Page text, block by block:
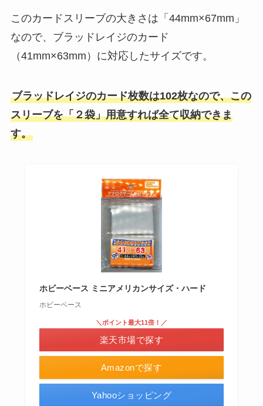
このカードスリーブの大きさは「44mm×67mm」
なので、ブラッドレイジのカード
（41mm×63mm）に対応したサイズです。
ブラッドレイジのカード枚数は102枚なので、この
スリーブを「２袋」用意すれば全て収納できま
す。
ホビーベース ミニアメリカンサイズ・ハード
ホビーベース
Amazonで探す
＼ポイント最大11倍！／
楽天市場で探す
Yahooショッピング